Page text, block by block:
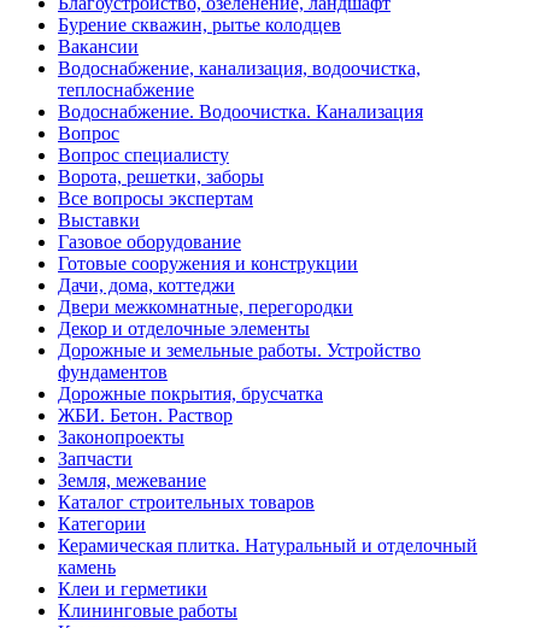
Бурение скважин, рытье колодцев
Вакансии
Водоснабжение, канализация, водоочистка,
теплоснабжение
Водоснабжение. Водоочистка. Канализация
Вопрос
Вопрос специалисту
Ворота, решетки, заборы
Все вопросы экспертам
Выставки
Газовое оборудование
Готовые сооружения и конструкции
Дачи, дома, коттеджи
Двери межкомнатные, перегородки
Декор и отделочные элементы
Дорожные и земельные работы. Устройство
фундаментов
Дорожные покрытия, брусчатка
ЖБИ. Бетон. Раствор
Законопроекты
Запчасти
Земля, межевание
Каталог строительных товаров
Категории
Керамическая плитка. Натуральный и отделочный
камень
Клеи и герметики
Клининговые работы